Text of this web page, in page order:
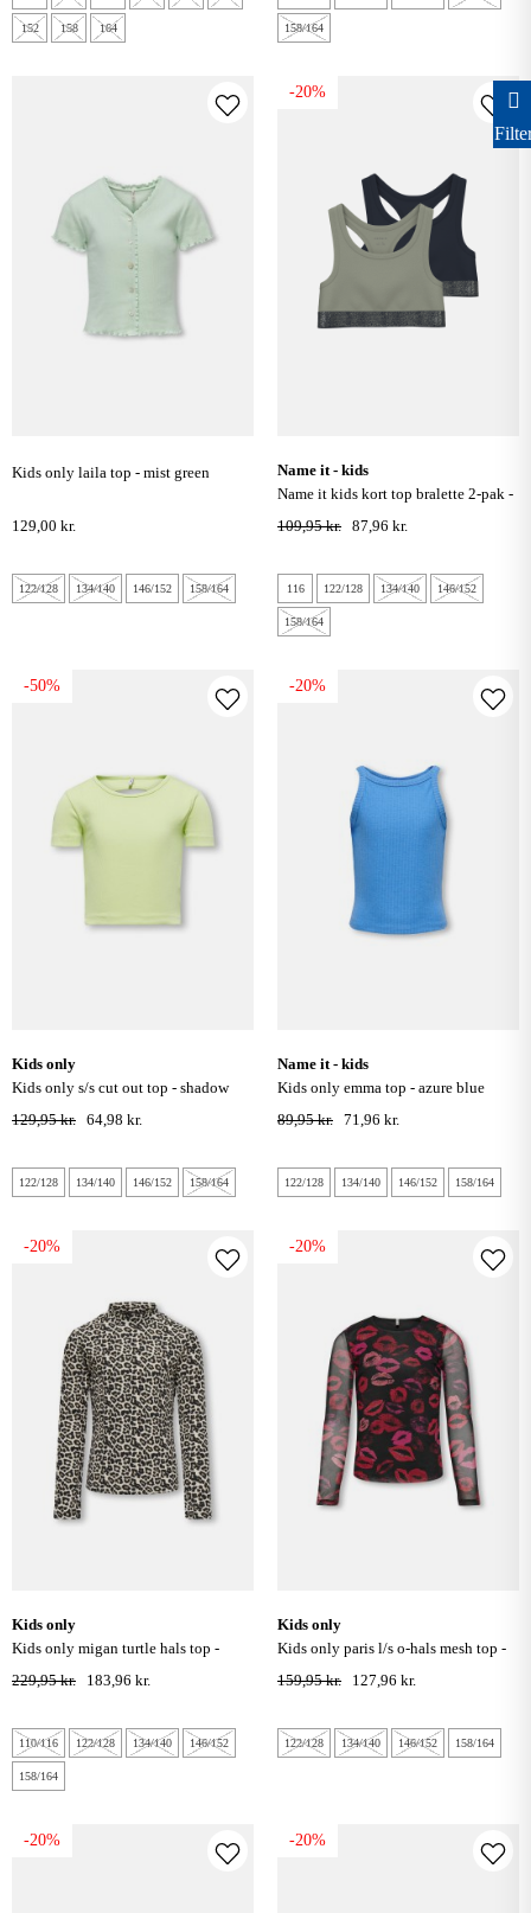
152 158 164 158/164
kids only laila top - mist green
129,00 kr.
122/128 134/140 146/152 158/164
-20%
name it - kids
name it kids kort top bralette 2-pak -
seagrass
109,95 kr. 87,96 kr.
116 122/128 134/140 146/152
158/164
-50%
kids only
kids only s/s cut out top - shadow
lime
129,95 kr. 64,98 kr.
122/128 134/140 146/152 158/164
-20%
name it - kids
kids only emma top - azure blue
89,95 kr. 71,96 kr.
122/128 134/140 146/152 158/164
-20%
kids only
kids only migan turtle hals top -
pumice stone
229,95 kr. 183,96 kr.
110/116 122/128 134/140 146/152
158/164
-20%
kids only
kids only paris l/s o-hals mesh top -
sort
159,95 kr. 127,96 kr.
122/128 134/140 146/152 158/164
-20% -20%